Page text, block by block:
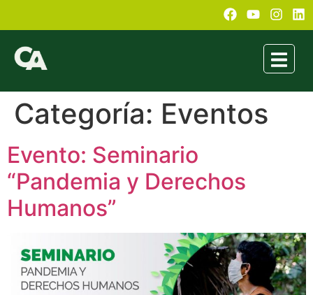
Categoría: Eventos
Evento: Seminario
“Pandemia y Derechos
Humanos”